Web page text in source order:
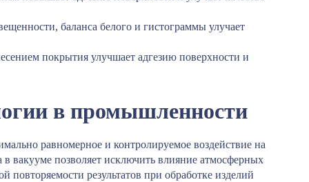
баланса белого и гистограммы улучает
покрытия улучшает адгезию поверхности и
в промышленности
равномерное и контролируемое воздействие на
в вакууме позволяет исключить влияние атмосферных
повторяемости результатов при обработке изделий